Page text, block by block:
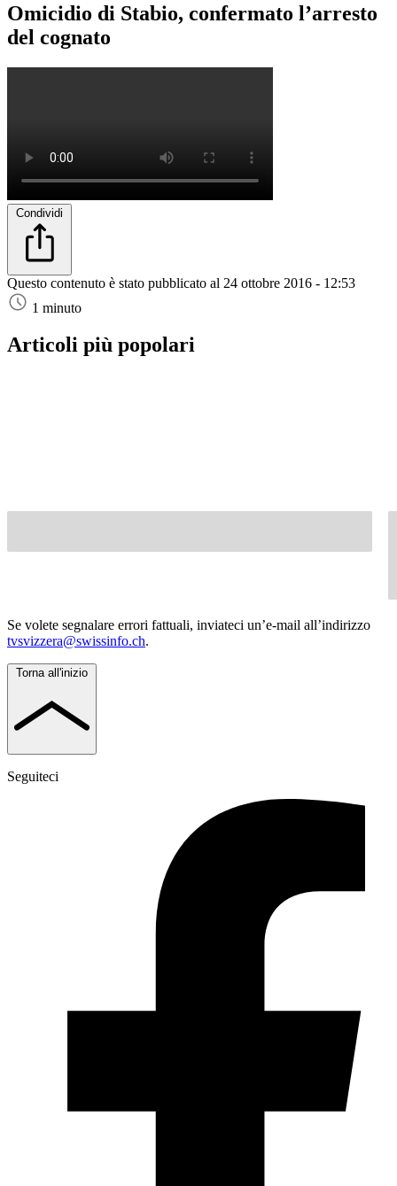
Omicidio di Stabio, confermato l’arresto
del cognato
Condividi
Questo contenuto è stato pubblicato al 24 ottobre 2016 - 12:53
1 minuto
Articoli più popolari
Se volete segnalare errori fattuali, inviateci un’e-mail all’indirizzo
tvsvizzera@swissinfo.ch.
Torna all'inizio
Seguiteci